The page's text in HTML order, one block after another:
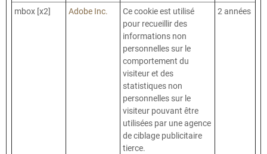
mbox [x2] Adobe Inc.
Ce cookie est utilisé
pour recueillir des
informations non
personnelles sur le
comportement du
visiteur et des
statistiques non
personnelles sur le
visiteur pouvant être
utilisées par une agence
de ciblage publicitaire
tierce.
2 années